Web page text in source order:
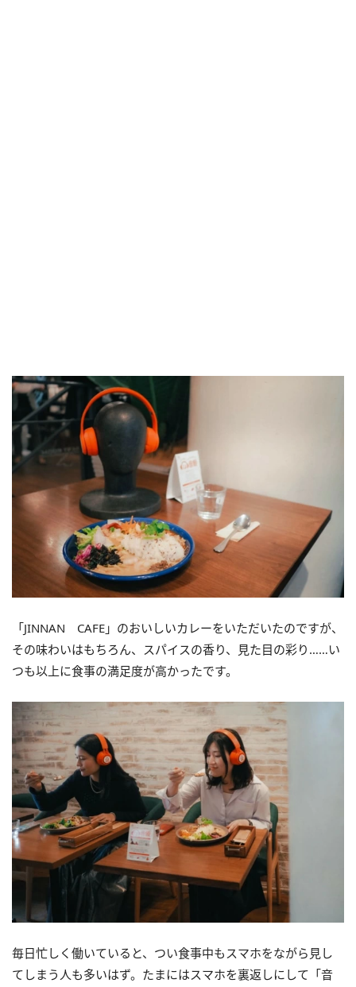
「JINNAN CAFE」のおいしいカレーをいただいたのですが、
その味わいはもちろん、スパイスの香り、見た目の彩り……い
つも以上に食事の満足度が高かったです。
毎日忙しく働いていると、つい食事中もスマホをながら見し
てしまう人も多いはず。たまにはスマホを裏返しにして「音